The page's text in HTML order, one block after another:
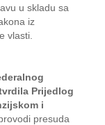
u skladu sa
iz
vlasti.
Prijedlog
i
presuda